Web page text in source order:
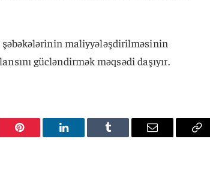
şəbəkələrinin maliyyələşdirilməsinin
gücləndirmək məqsədi daşıyır.
Pinterest LinkedIn Tumblr Email